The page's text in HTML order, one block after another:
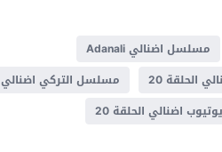
مسلسل اضنالي Adanali
الحلقة 20
مسلسل التركي اضنالي
يوتيوب اضنالي الحلقة 20